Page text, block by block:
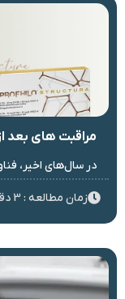
مراقبت های بعد
در سال‌های اخیر،
زمان مطالعه : 3 دقیقه